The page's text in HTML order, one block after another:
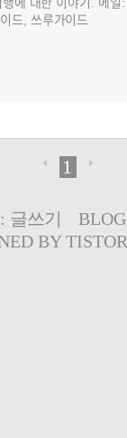
드, 쓰루가이드
1
글쓰기
BY